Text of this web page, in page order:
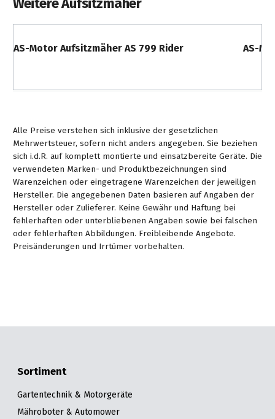
mehr Volumen (17 Liter) eine größere Tanköffnung
und eine serienmäßige Füllstandsanzeige. Das
Schutztuch zwischen Motor und Sitz lässt sich nun
einfach per Magnetverschluss für Servicetätigkeiten
beim Ölwechsel, wird deutlich verbessert.
AS-Motor Aufsitzmäher AS 799 Rider AS-
Alle Preise verstehen sich inklusive der gesetzlichen
Mehrwertsteuer, sofern nicht anders angegeben. Sie beziehen
sich i.d.R. auf komplett montierte und einsatzbereite Geräte. Die
verwendeten Marken- und Produktbezeichnungen sind
Warenzeichen oder eingetragene Warenzeichen der jeweiligen
Hersteller. Die angegebenen Daten basieren auf Angaben der
Hersteller oder Zulieferer. Keine Gewähr und Haftung bei
fehlerhaften oder unterbliebenen Angaben sowie bei falschen
oder fehlerhaften Abbildungen. Freibleibende Angebote.
Preisänderungen und Irrtümer vorbehalten.
Sortiment
Gartentechnik & Motorgeräte
Mähroboter & Automower